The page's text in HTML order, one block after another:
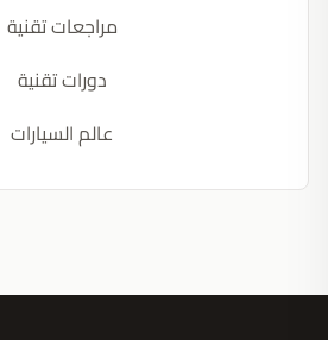
مراجعات تقنية
دورات تقنية
عالم السيارات